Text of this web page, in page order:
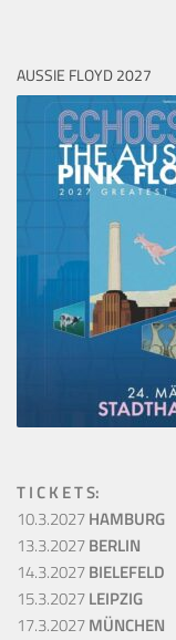
AUSSIE FLOYD 2027
T I C K E T S:
10.3.2027HAMBURG
13.3.2027BERLIN
14.3.2027BIELEFELD
15.3.2027LEIPZIG
17.3.2027MÜNCHEN